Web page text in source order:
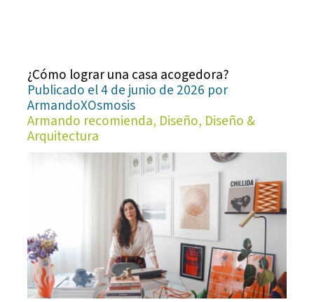
¿Cómo lograr una casa acogedora?
Publicado el 4 de junio de 2026 por
ArmandoXOsmosis
Armando recomienda, Diseño, Diseño &
Arquitectura